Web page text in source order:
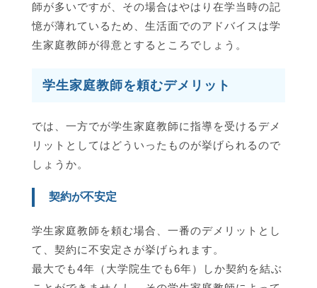
師が多いですが、その場合はやはり在学当時の記
憶が薄れているため、生活面でのアドバイスは学
生家庭教師が得意とするところでしょう。
学生家庭教師を頼むデメリット
では、一方でが学生家庭教師に指導を受けるデメ
リットとしてはどういったものが挙げられるので
しょうか。
契約が不安定
学生家庭教師を頼む場合、一番のデメリットとし
て、契約に不安定さが挙げられます。
最大でも4年（大学院生でも6年）しか契約を結ぶ